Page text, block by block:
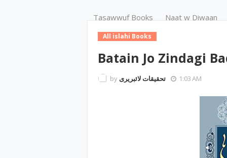
Tasawwuf Books Naat w Diwaan
All islahi Books
Batain Jo Zindagi
by تحقیقات لائبریری 1:03 AM